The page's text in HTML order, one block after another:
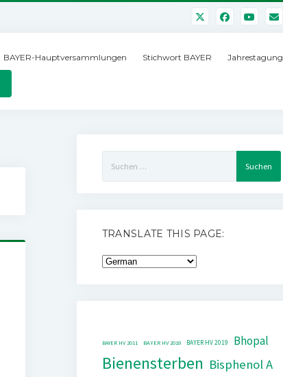
BAYER-Hauptversammlungen Stichwort BAYER Jahrestagung
nach:
TRANSLATE THIS PAGE:
BAYER HV 2011 BAYER HV 2018 BAYER HV 2019 Bhopal
Bienensterben Bisphenol A